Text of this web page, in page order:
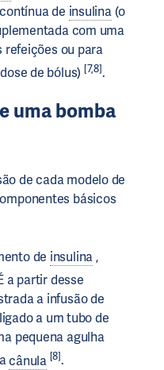
de insulina(o
com uma
refeições ou para
de bólus) [7,8].
uma bomba
de cada modelo de
básicos
de insulina,
a partir desse
a infusão de
a um tubo de
pequena agulha
cânula [8].